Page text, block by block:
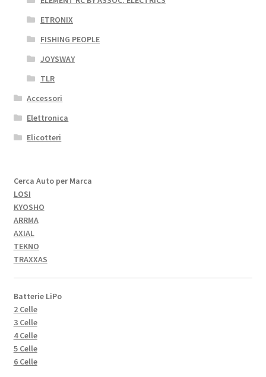
ETRONIX
FISHING PEOPLE
JOYSWAY
TLR
Accessori
Elettronica
Elicotteri
Cerca Auto per Marca
LOSI
KYOSHO
ARRMA
AXIAL
TEKNO
TRAXXAS
Batterie LiPo
2 Celle
3 Celle
4 Celle
5 Celle
6 Celle